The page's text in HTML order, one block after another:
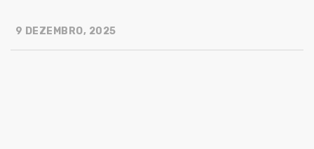
9 DEZEMBRO, 2025